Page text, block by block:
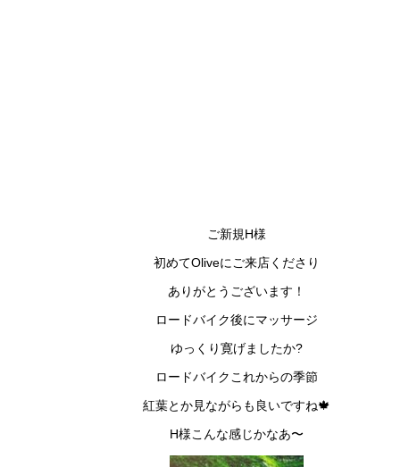
ご新規H様
初めてOliveにご来店くださり
ありがとうございます！
ロードバイク後にマッサージ
ゆっくり寛げましたか?
ロードバイクこれからの季節
紅葉とか見ながらも良いですね🍁
H様こんな感じかなあ〜